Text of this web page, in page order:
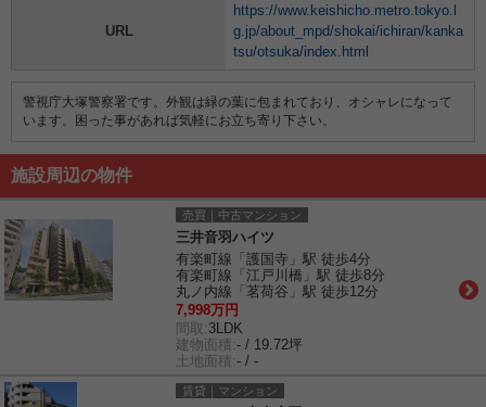
URL
https://www.keishicho.metro.tokyo.l
g.jp/about_mpd/shokai/ichiran/kanka
tsu/otsuka/index.html
警視庁大塚警察署です。外観は緑の葉に包まれており、オシャレになって
います。困った事があれば気軽にお立ち寄り下さい。
施設周辺の物件
売買｜中古マンション
三井音羽ハイツ
有楽町線「護国寺」駅 徒歩4分
有楽町線「江戸川橋」駅 徒歩8分
丸ノ内線「茗荷谷」駅 徒歩12分
7,998万円
間取: 3LDK
建物面積:- / 19.72坪
土地面積:- / -
賃貸｜マンション